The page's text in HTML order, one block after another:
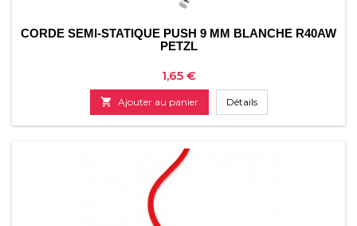
CORDE SEMI-STATIQUE PUSH 9 MM BLANCHE R40AW
PETZL
Prix
1,65 €
 Ajouter au panier Détails